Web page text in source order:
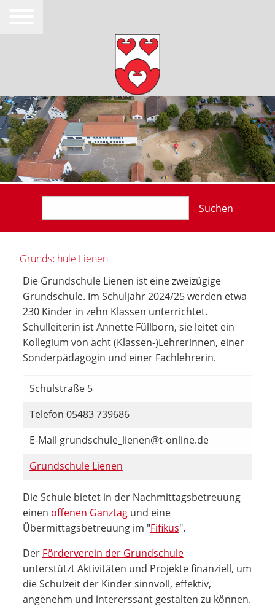
Suchen
Grundschule Lienen
Die Grundschule Lienen ist eine zweizügige
Grundschule. Im Schuljahr 2024/25 werden etwa
230 Kinder in zehn Klassen unterrichtet.
Schulleiterin ist Annette Füllborn, sie leitet ein
Kollegium von acht (Klassen-)Lehrerinnen, einer
Sonderpädagogin und einer Fachlehrerin.
Schulstraße 5
Telefon 05483 739686
E-Mail grundschule_lienen@t-online.de
Grundschule Lienen
Die Schule bietet in der Nachmittagsbetreuung
einen offenen Ganztag und eine
Übermittagsbetreuung im "Fifikus".
Der Förderverein der Grundschule
unterstützt Aktivitäten und Projekte finanziell, um
die Schulzeit der Kinder sinnvoll, effektiv,
angenehm und intererssant gestalten zu können.